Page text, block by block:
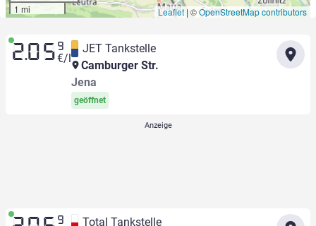
1 mi
Leaflet | ©OpenStreetMap contributors
2.05 9
€/l
JET Tankstelle
Camburger Str.
Jena
geöffnet
9
Total Tankstelle